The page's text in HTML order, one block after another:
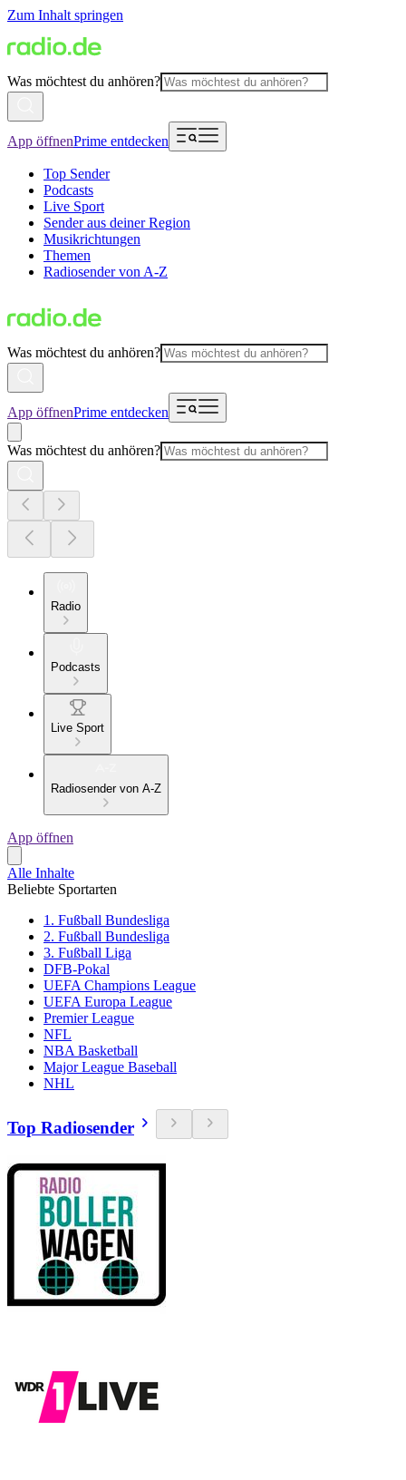
Zum Inhalt springen
Was möchtest du anhören?
App öffnenPrime entdecken
Top Sender
Podcasts
Live Sport
Sender aus deiner Region
Musikrichtungen
Themen
Radiosender von A-Z
Was möchtest du anhören?
App öffnenPrime entdecken
Was möchtest du anhören?
Radio
Podcasts
Live Sport
Radiosender von A-Z
App öffnen
Alle Inhalte
Beliebte Sportarten
1. Fußball Bundesliga
2. Fußball Bundesliga
3. Fußball Liga
DFB-Pokal
UEFA Champions League
UEFA Europa League
Premier League
NFL
NBA Basketball
Major League Baseball
NHL
Top Radiosender